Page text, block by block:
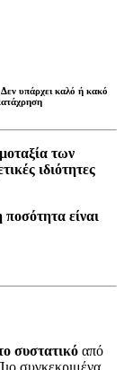
υπάρχει καλό ή κακό
των
ιδιότητες
ποσότητα είναι
συστατικό από
συγκεκριμένα,